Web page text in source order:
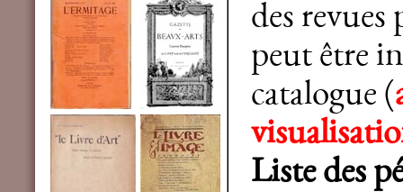
des revues
peut être
catalogue (
Liste des